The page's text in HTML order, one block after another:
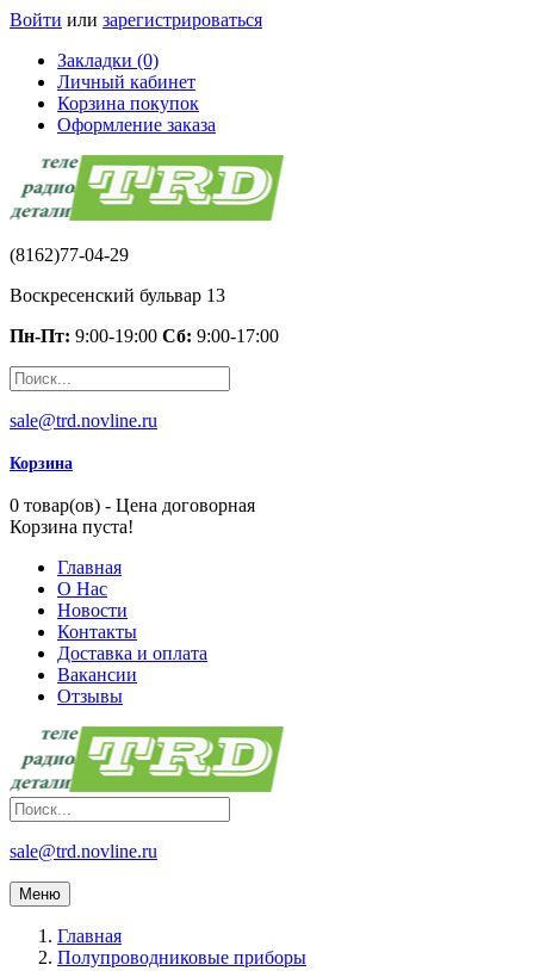
Войти или зарегистрироваться
Закладки (0)
Личный кабинет
Корзина покупок
Оформление заказа
(8162)77-04-29
Воскресенский бульвар 13
Пн-Пт: 9:00-19:00 Сб: 9:00-17:00
sale@trd.novline.ru
Корзина
0 товар(ов) - Цена договорная
Корзина пуста!
Главная
О Нас
Новости
Контакты
Доставка и оплата
Вакансии
Отзывы
sale@trd.novline.ru
Меню
Главная
Полупроводниковые приборы